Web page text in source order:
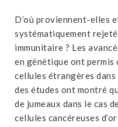
D’où proviennent-elles
systématiquement
immunitaire ? Les
en génétique ont permis
cellules étrangères
des études ont montré
de jumeaux dans le cas
cellules cancéreuses